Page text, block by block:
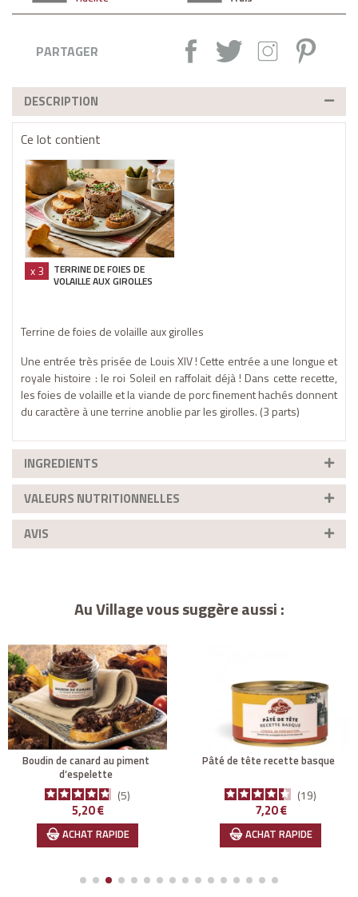
PARTAGER Partager :Tweet Instagram
DESCRIPTION
Ce lot contient
TERRINE DE FOIES DE
VOLAILLE AUX GIROLLES
x 3
Terrine de foies de volaille aux girolles
Une entrée très prisée de Louis XIV ! Cette entrée a une longue et
royale histoire : le roi Soleil en raffolait déjà ! Dans cette recette,
les foies de volaille et la viande de porc finement hachés donnent
du caractère à une terrine anoblie par les girolles. (3 parts)
INGREDIENTS
VALEURS NUTRITIONNELLES
AVIS
Au Village vous suggère aussi :
boudin de canard au piment
d’espelette
5
Prix
5,20 €
ACHAT RAPIDE
pâté de tête recette basque
19
Prix
7,20 €
ACHAT RAPIDE